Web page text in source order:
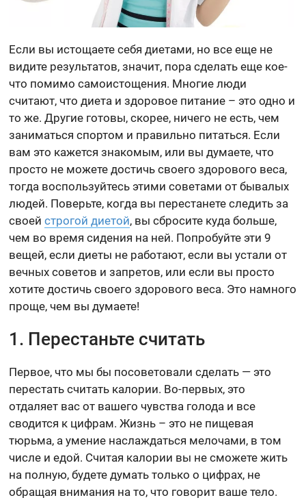
Если вы истощаете себя диетами, но все еще не
видите результатов, значит, пора сделать еще кое-
что помимо самоистощения. Многие люди
считают, что диета и здоровое питание – это одно и
то же. Другие готовы, скорее, ничего не есть, чем
заниматься спортом и правильно питаться. Если
вам это кажется знакомым, или вы думаете, что
просто не можете достичь своего здорового веса,
тогда воспользуйтесь этими советами от бывалых
людей. Поверьте, когда вы перестанете следить за
своейстрогой диетой, вы сбросите куда больше,
чем во время сидения на ней. Попробуйте эти 9
вещей, если диеты не работают, если вы устали от
вечных советов и запретов, или если вы просто
хотите достичь своего здорового веса. Это намного
проще, чем вы думаете!
1. Перестаньте считать
Первое, что мы бы посоветовали сделать — это
перестать считать калории. Во-первых, это
отдаляет вас от вашего чувства голода и все
сводится к цифрам. Жизнь – это не пищевая
тюрьма, а умение наслаждаться мелочами, в том
числе и едой. Считая калории вы не сможете жить
на полную, будете думать только о цифрах, не
обращая внимания на то, что говорит ваше тело.